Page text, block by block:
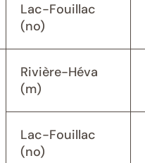
Lac-Fouillac
(no)
Rivière-Héva
(m)
Lac-Fouillac
(no)